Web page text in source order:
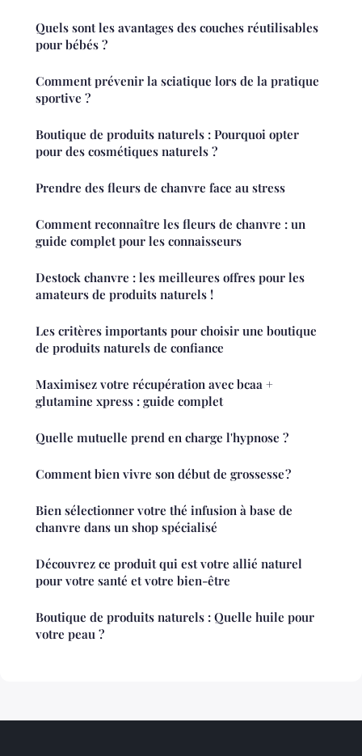
Quels sont les avantages des couches réutilisables
pour bébés ?
Comment prévenir la sciatique lors de la pratique
sportive ?
Boutique de produits naturels : Pourquoi opter
pour des cosmétiques naturels ?
Prendre des fleurs de chanvre face au stress
Comment reconnaître les fleurs de chanvre : un
guide complet pour les connaisseurs
Destock chanvre : les meilleures offres pour les
amateurs de produits naturels !
Les critères importants pour choisir une boutique
de produits naturels de confiance
Maximisez votre récupération avec bcaa +
glutamine xpress : guide complet
Quelle mutuelle prend en charge l'hypnose ?
Comment bien vivre son début de grossesse ?
Bien sélectionner votre thé infusion à base de
chanvre dans un shop spécialisé
Découvrez ce produit qui est votre allié naturel
pour votre santé et votre bien-être
Boutique de produits naturels : Quelle huile pour
votre peau ?